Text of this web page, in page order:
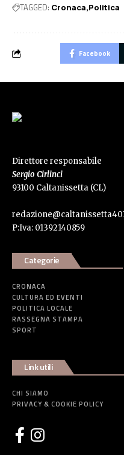
TAGGED: Cronaca Politica
Facebook
Direttore responsabile
Sergio Cirlinci
93100 Caltanissetta (CL)
P:Iva: 01392140859
Categorie
CRONACA
CULTURA ED EVENTI
POLITICA LOCALE
RASSEGNA STAMPA
SPORT
Link utili
CHI SIAMO
PRIVACY & COOKIE POLICY